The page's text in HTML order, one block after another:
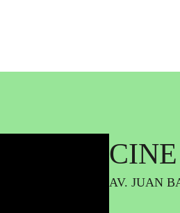
AV. JUAN